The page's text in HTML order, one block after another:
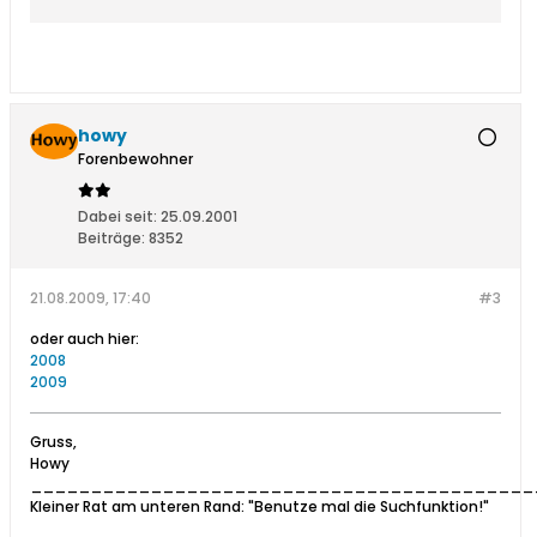
howy
Forenbewohner
Dabei seit: 25.09.2001
Beiträge: 8352
#3
21.08.2009, 17:40
oder auch hier:
2008
2009
Gruss,
Howy
Kleiner Rat am unteren Rand: "Benutze mal die Suchfunktion!"